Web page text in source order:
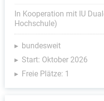
In Kooperation mit IU
Hochschule)
bundesweit
Start: Oktober 2026
Freie Plätze: 1